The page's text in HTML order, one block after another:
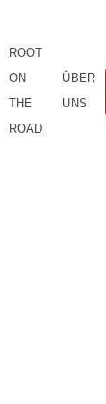
ROOT
ON
THE
ROAD
ÜBER
UNS